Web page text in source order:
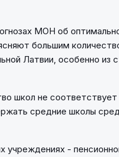
МОН об
большим
Латвии, особенно из
школ не соответствует
средние школы
учреждениях -